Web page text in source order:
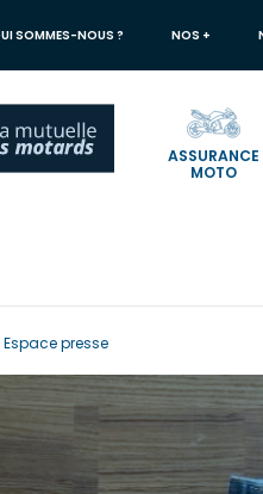
SOMMES-NOUS ? NOS +
ASSURANCE
MOTO
Espace presse